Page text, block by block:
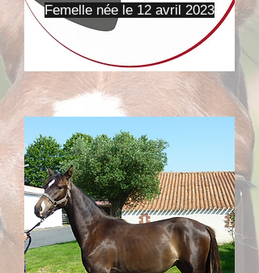
Femelle née le 12 avril 2023